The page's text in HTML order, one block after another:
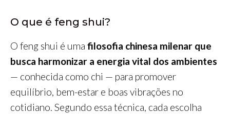
O que é feng shui?
O feng shui é uma filosofia chinesa milenar que
busca harmonizar a energia vital dos ambientes
— conhecida como chi — para promover
equilíbrio, bem-estar e boas vibrações no
cotidiano. Segundo essa técnica, cada escolha